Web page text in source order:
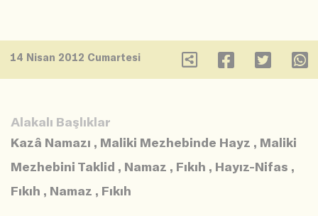
14 Nisan 2012 Cumartesi
Alakalı Başlıklar
Kazâ Namazı , Maliki Mezhebinde Hayz , Maliki
Mezhebini Taklid , Namaz , Fıkıh , Hayız-Nifas ,
Fıkıh , Namaz , Fıkıh